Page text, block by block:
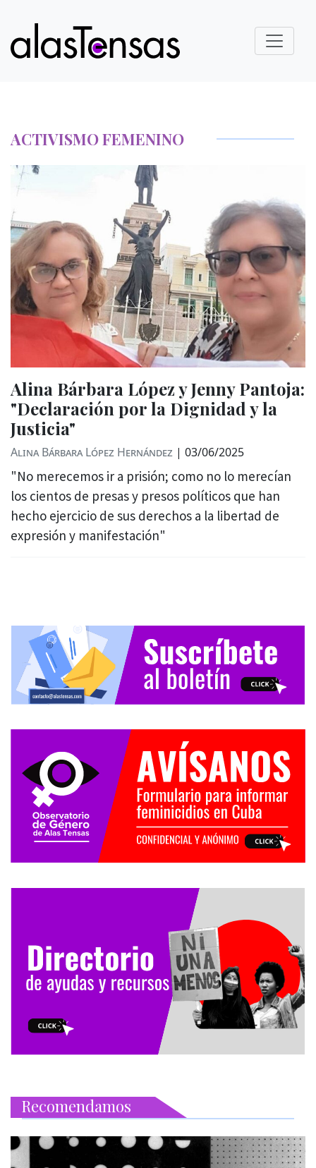
ACTIVISMO FEMENINO
Alina Bárbara López y Jenny Pantoja:
"Declaración por la Dignidad y la
Justicia"
Alina Bárbara López Hernández | 03/06/2025
"No merecemos ir a prisión; como no lo merecían
los cientos de presas y presos políticos que han
hecho ejercicio de sus derechos a la libertad de
expresión y manifestación"
Recomendamos